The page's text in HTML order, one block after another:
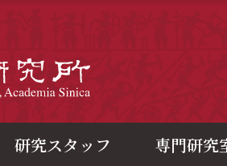
研究スタッフ 専門研究